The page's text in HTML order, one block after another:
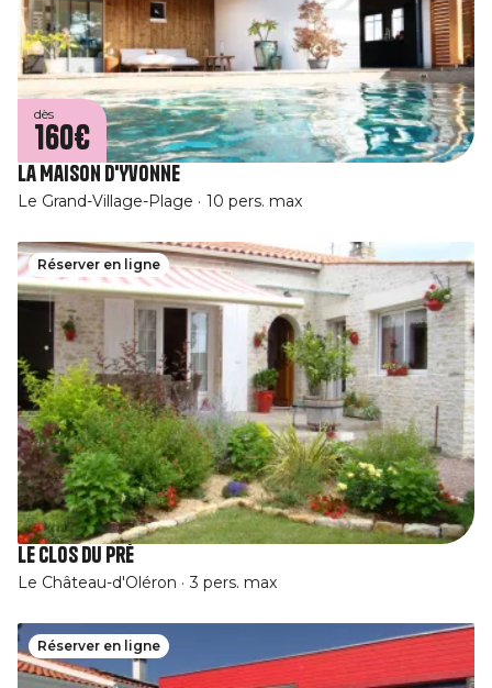
dès
160€
La Maison d'Yvonne
Le Grand-Village-Plage 10 pers. max
Réserver en ligne
Le Clos du Pré
Le Château-d'Oléron 3 pers. max
Réserver en ligne